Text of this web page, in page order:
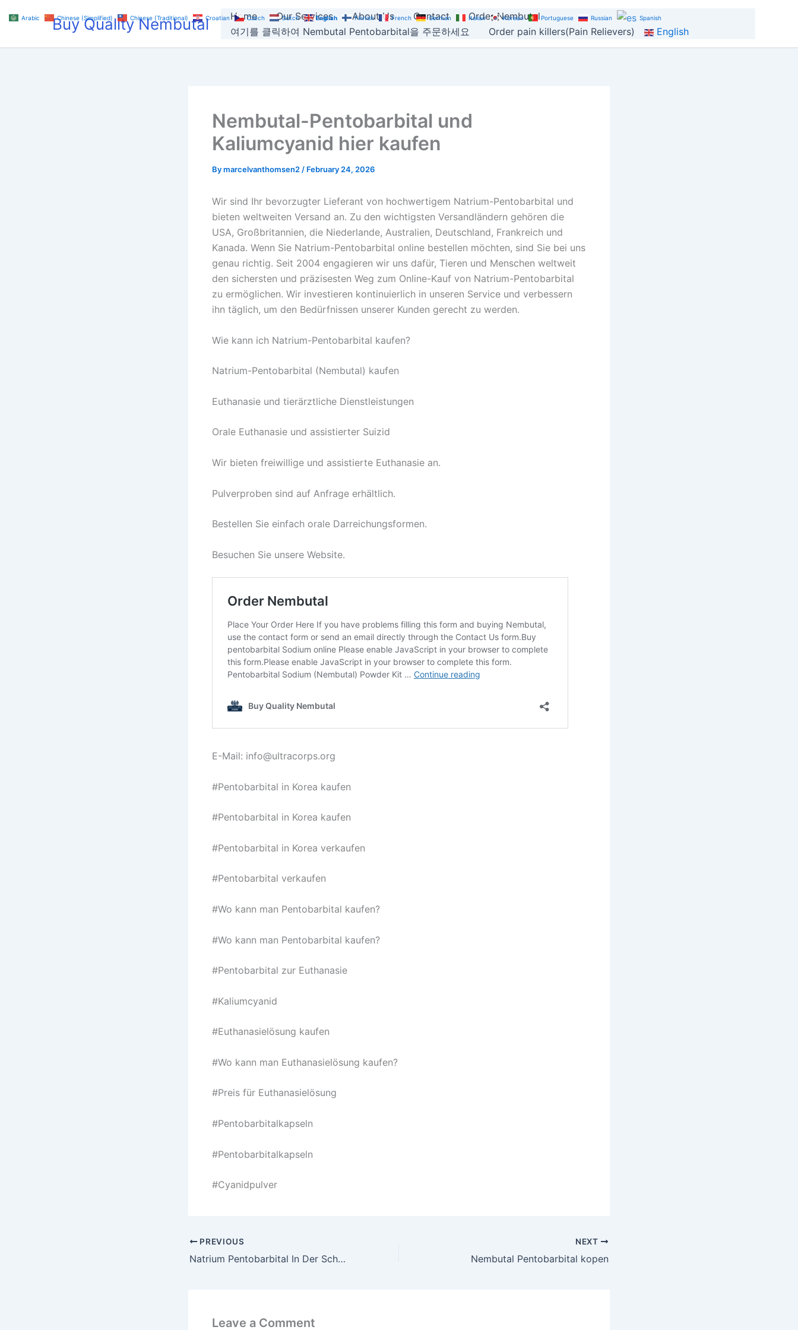
Buy Quality Nembutal Home Our Services About Us Contact
Order Nembutal
여기를 클릭하여 Nembutal Pentobarbital을 주문하세요
Order pain killers(Pain Relievers) English
Nembutal-Pentobarbital und
Kaliumcyanid hier kaufen
Bymarcelvanthomsen2 / February 24, 2026
Wir sind Ihr bevorzugter Lieferant von hochwertigem Natrium-Pentobarbital und
bieten weltweiten Versand an. Zu den wichtigsten Versandländern gehören die
USA, Großbritannien, die Niederlande, Australien, Deutschland, Frankreich und
Kanada. Wenn Sie Natrium-Pentobarbital online bestellen möchten, sind Sie bei uns
genau richtig. Seit 2004 engagieren wir uns dafür, Tieren und Menschen weltweit
den sichersten und präzisesten Weg zum Online-Kauf von Natrium-Pentobarbital
zu ermöglichen. Wir investieren kontinuierlich in unseren Service und verbessern
ihn täglich, um den Bedürfnissen unserer Kunden gerecht zu werden.
Wie kann ich Natrium-Pentobarbital kaufen?
Natrium-Pentobarbital (Nembutal) kaufen
Euthanasie und tierärztliche Dienstleistungen
Orale Euthanasie und assistierter Suizid
Wir bieten freiwillige und assistierte Euthanasie an.
Pulverproben sind auf Anfrage erhältlich.
Bestellen Sie einfach orale Darreichungsformen.
Besuchen Sie unsere Website.
E-Mail: info@ultracorps.org
#Pentobarbital in Korea kaufen
#Pentobarbital in Korea kaufen
#Pentobarbital in Korea verkaufen
#Pentobarbital verkaufen
#Wo kann man Pentobarbital kaufen?
#Wo kann man Pentobarbital kaufen?
#Pentobarbital zur Euthanasie
#Kaliumcyanid
#Euthanasielösung kaufen
#Wo kann man Euthanasielösung kaufen?
#Preis für Euthanasielösung
#Pentobarbitalkapseln
#Pentobarbitalkapseln
#Cyanidpulver
PREVIOUS
Natrium Pentobarbital In Der Schweiz Kaufen – Letzterweg
NEXT
Nembutal Pentobarbital kopen
Leave a Comment
Arabic Chinese (Simplified) Chinese (Traditional) Croatian Czech Dutch English Finnish French German Italian Korean Portuguese Russian Spanish